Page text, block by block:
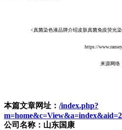
<真菌染色液品牌介绍皮肤真菌免疫荧光
https://
来源网络
本篇文章网址： /index.php?
公司名称：山东国康